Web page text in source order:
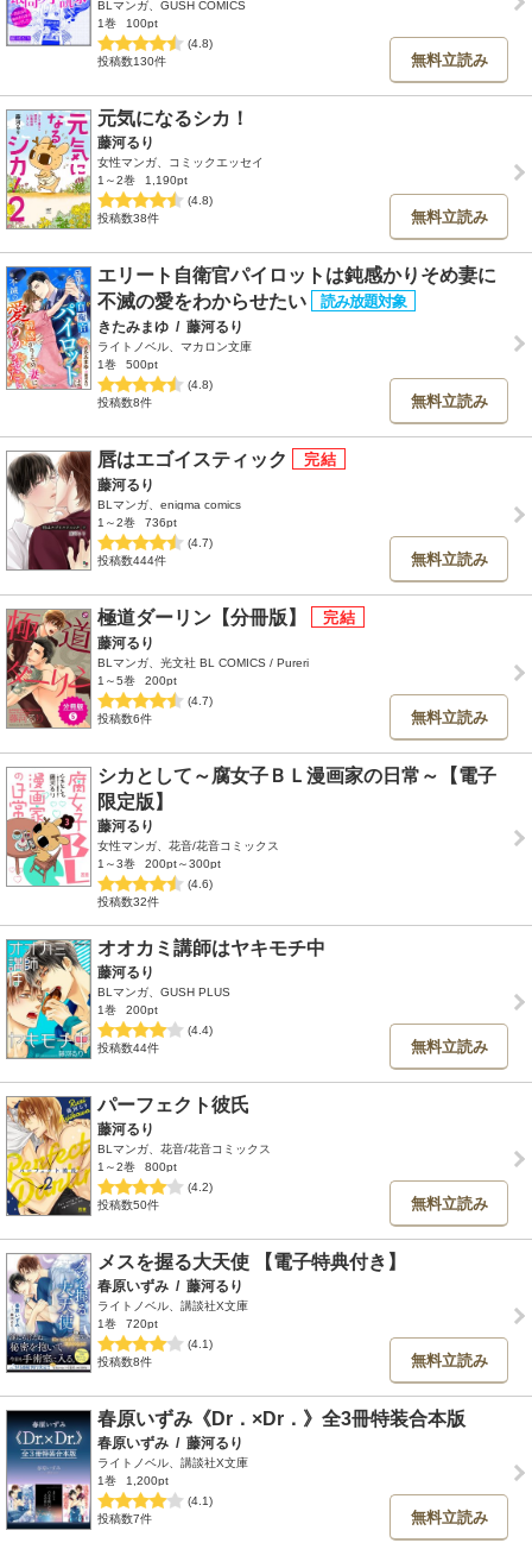
BLマンガ、GUSH COMICS
1巻
100pt
(4.8)
投稿数130件
無料立読み
元気になるシカ！
藤河るり
女性マンガ、コミックエッセイ
1～2巻
1,190pt
(4.8)
投稿数38件
無料立読み
エリート自衛官パイロットは鈍感かりそめ妻に
不滅の愛をわからせたい
きたみまゆ / 藤河るり
ライトノベル、マカロン文庫
1巻
500pt
(4.8)
投稿数8件
無料立読み
唇はエゴイスティック
藤河るり
BLマンガ、enigma comics
1～2巻
736pt
(4.7)
投稿数444件
無料立読み
極道ダーリン【分冊版】
藤河るり
BLマンガ、光文社 BL COMICS / Pureri
1～5巻
200pt
(4.7)
投稿数6件
無料立読み
シカとして～腐女子ＢＬ漫画家の日常～【電子
限定版】
藤河るり
女性マンガ、花音/花音コミックス
1～3巻
200pt～300pt
(4.6)
投稿数32件
オオカミ講師はヤキモチ中
藤河るり
BLマンガ、GUSH PLUS
1巻
200pt
(4.4)
投稿数44件
無料立読み
パーフェクト彼氏
藤河るり
BLマンガ、花音/花音コミックス
1～2巻
800pt
(4.2)
投稿数50件
無料立読み
メスを握る大天使 【電子特典付き】
春原いずみ / 藤河るり
ライトノベル、講談社X文庫
1巻
720pt
(4.1)
投稿数8件
無料立読み
春原いずみ《Dr．×Dr．》全3冊特装合本版
春原いずみ / 藤河るり
ライトノベル、講談社X文庫
1巻
1,200pt
(4.1)
投稿数7件
無料立読み